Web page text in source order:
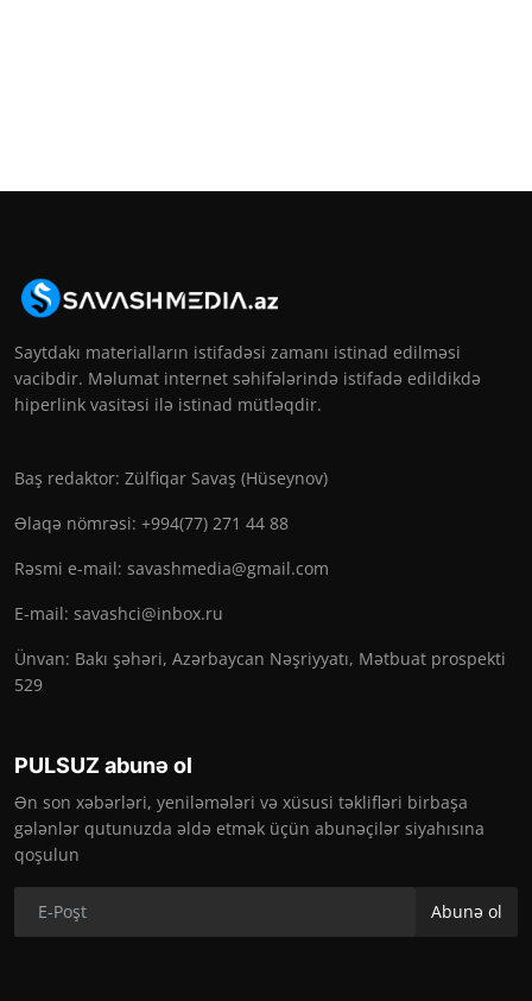
Saytdakı materialların istifadəsi zamanı istinad edilməsi
vacibdir. Məlumat internet səhifələrində istifadə edildikdə
hiperlink vasitəsi ilə istinad mütləqdir.
Baş redaktor: Zülfiqar Savaş (Hüseynov)
Əlaqə nömrəsi: +994(77) 271 44 88
Rəsmi e-mail: savashmedia@gmail.com
E-mail: savashci@inbox.ru
Ünvan: Bakı şəhəri, Azərbaycan Nəşriyyatı, Mətbuat prospekti
529
PULSUZ abunə ol
Ən son xəbərləri, yeniləmələri və xüsusi təklifləri birbaşa
gələnlər qutunuzda əldə etmək üçün abunəçilər siyahısına
qoşulun
Abunə ol